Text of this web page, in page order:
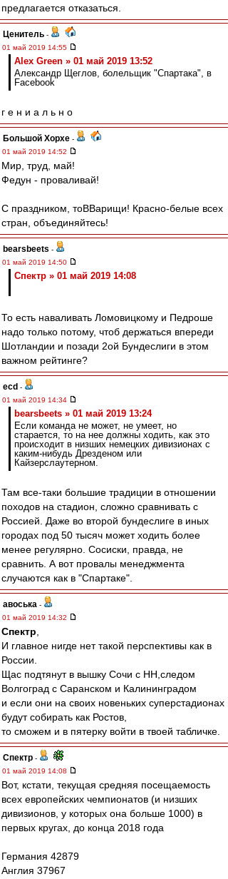
предлагается отказаться.
Ценитель -
01 май 2019 14:55
Alex Green » 01 май 2019 13:52
Александр Щеглов, болельщик "Спартака", в
Facebook
г е н и а л ь н о
Большой Хорхе -
01 май 2019 14:52
Мир, труд, май!
Федун - проваливай!
С праздником, тоВВарищи! Красно-белые всех
стран, объединяйтесь!
bearsbeets -
01 май 2019 14:50
Спектр » 01 май 2019 14:08
То есть наваливать Ломовицкому и Педроше
надо только потому, чтоб держаться впереди
Шотландии и позади 2ой Бундеслиги в этом
важном рейтинге?
ecd -
01 май 2019 14:34
bearsbeets » 01 май 2019 13:24
Если команда не может, не умеет, но
старается, то на нее должны ходить, как это
происходит в низших немецких дивизионах с
каким-нибудь Дрезденом или
Кайзерслаутерном.
Там все-таки большие традиции в отношении
походов на стадион, сложно сравнивать с
Россией. Даже во второй бундеслиге в иных
городах под 50 тысяч может ходить более
менее регулярно. Сосиски, правда, не
сравнить. А вот провалы менеджмента
случаются как в "Спартаке".
авоська -
01 май 2019 14:32
Спектр
И главное нигде нет такой перспективы как в
России.
Щас подтянут в вышку Сочи с НН,следом
Волгоград с Саранском и Калининградом
и если они на своих новеньких суперстадионах
будут собирать как Ростов,
то сможем и в пятерку войти в твоей табличке.
Спектр -
01 май 2019 14:08
Вот, кстати, текущая средняя посещаемость
всех европейских чемпионатов (и низших
дивизионов, у которых она больше 1000) в
первых кругах, до конца 2018 года
Германия 42879
Англия 37967